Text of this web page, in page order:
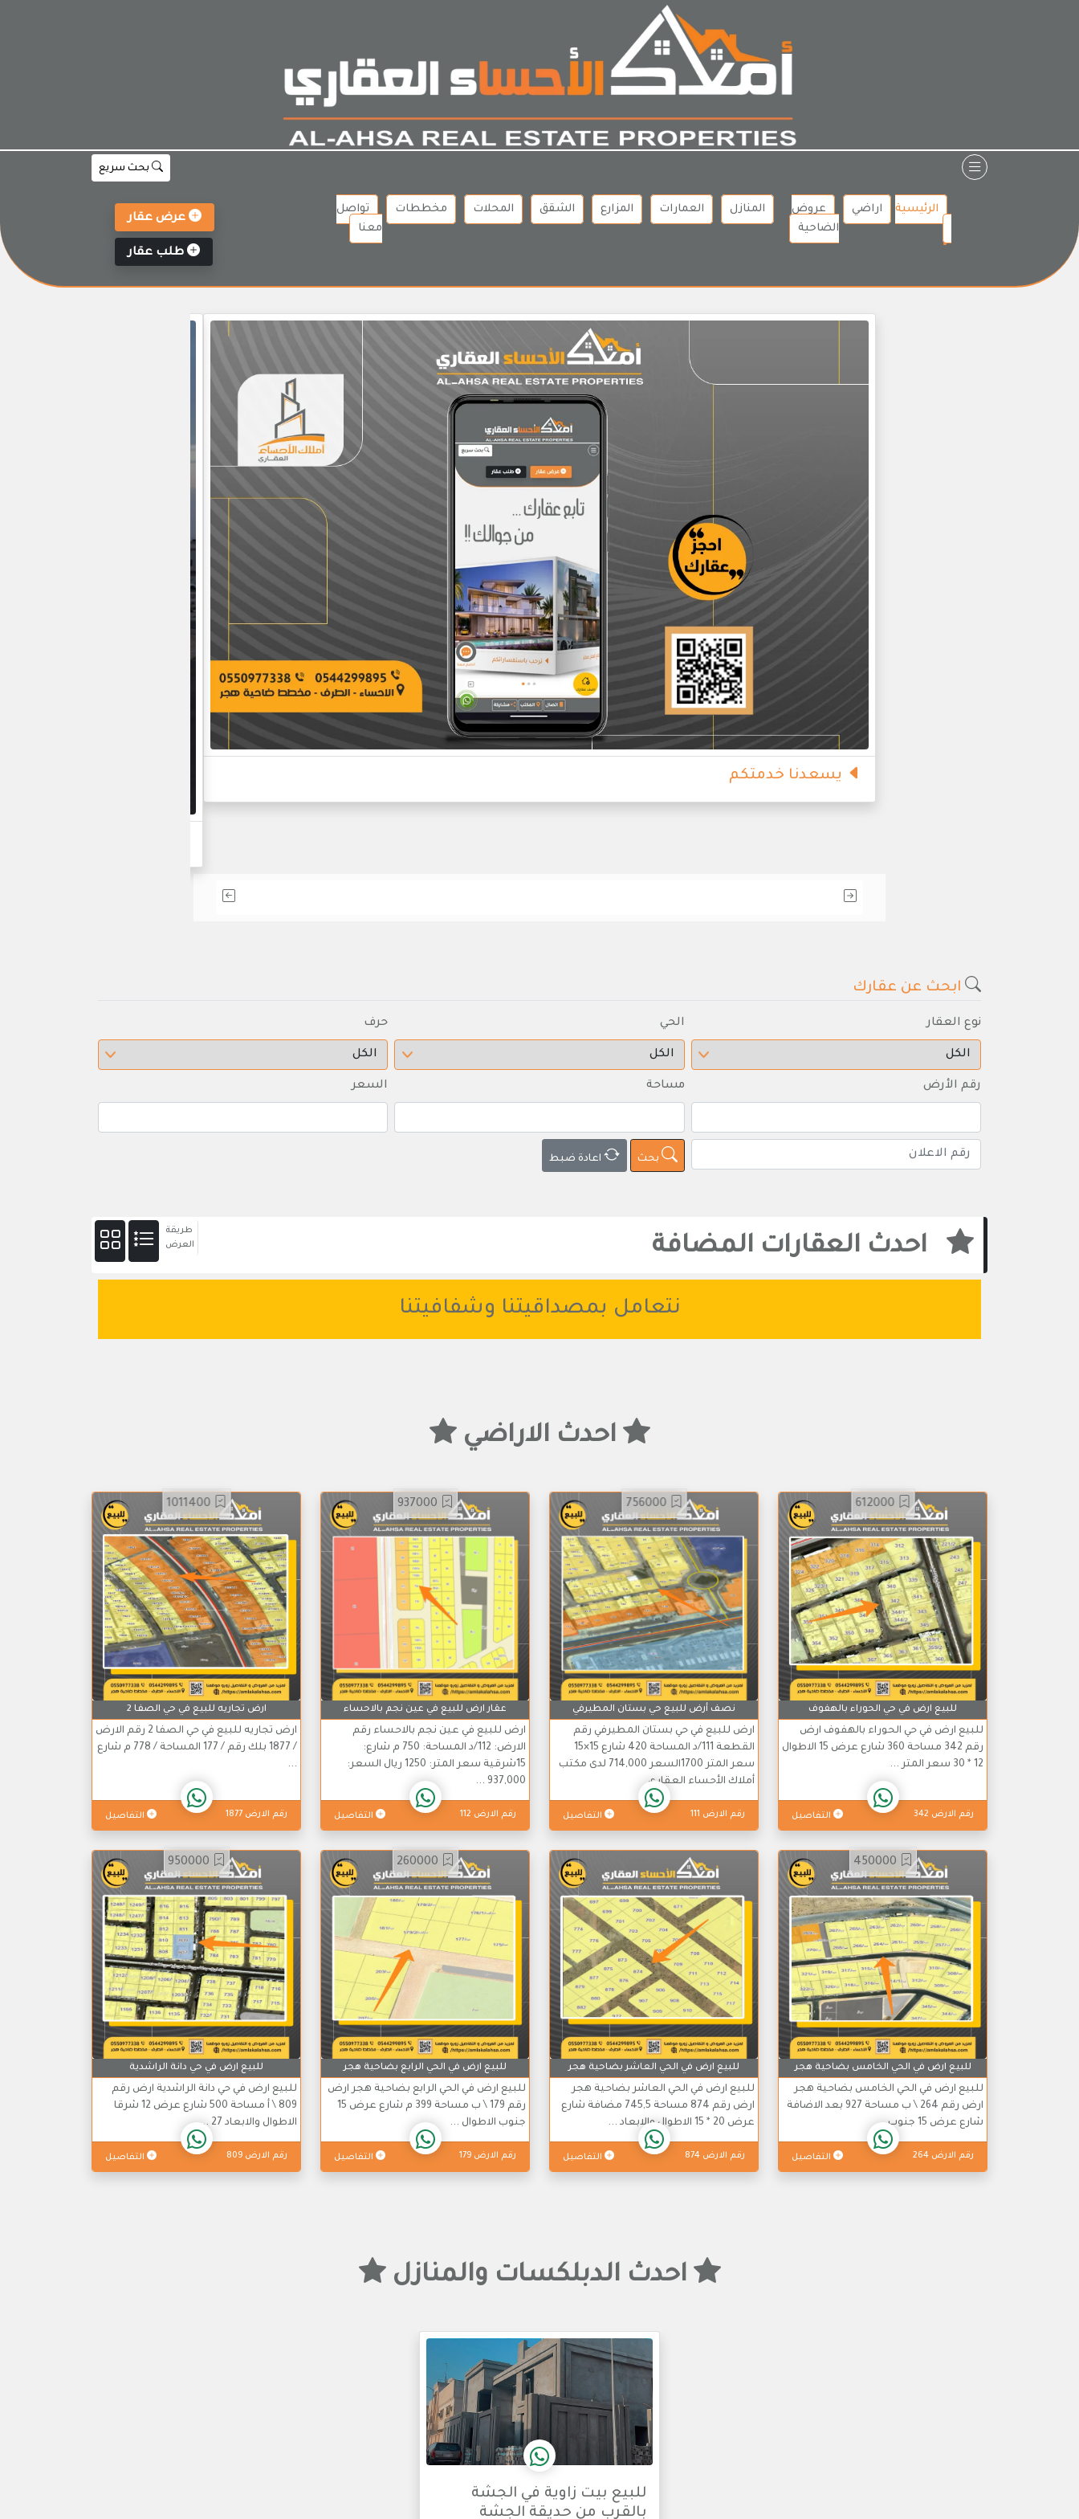
بحث سريع
الرئيسية اراضي
عروض
الضاحية
المنازل العمارات المزارع الشقق المحلات مخططات
تواصل
معنا
عرض عقار
طلب عقار
يسعدنا خدمتكم
ابحث عن عقارك
نوع العقار الحي حرف
رقم الأرض مساحة السعر
اعادة ضبط
احدث العقارات المضافة
طريقة
العرض
نتعامل بمصداقيتنا وشفافيتنا
احدث الاراضي
للبيع ارض في حي الحوراء بالهفوف
للبيع ارض في حي الحوراء بالهفوف ارض
رقم 342 مساحة 360 شارع عرض 15 الاطوال
12 * 30 سعر المتر ...
رقم الارض 342 التفاصيل
نصف أرض للبيع حي بستان المطيرفي
ارض للبيع في حي بستان المطيرفي رقم
القطعة 111/د المساحة 420 شارع 15×15
سعر المتر 1700السعر 714,000 لدى مكتب
أملاك الأحساء العقاري
رقم الارض 111 التفاصيل
عقار ارض للبيع في عين نجم بالاحساء
ارض للبيع في عين نجم بالاحساء رقم
الارض: 112/د المساحة: 750 م شارع:
15شرقية سعر المتر: 1250 ريال السعر:
937,000 ...
رقم الارض 112 التفاصيل
ارض تجاريه للبيع في حي الصفا 2
ارض تجاريه للبيع في حي الصفا 2 رقم الارض
/ 1877 بلك رقم / 177 المساحة / 778 م شارع
...
رقم الارض 1877 التفاصيل
للبيع ارض في الحي الخامس بضاحية هجر
للبيع ارض في الحي الخامس بضاحية هجر
ارض رقم 264 \ ب مساحة 927 بعد الاضافة
شارع عرض 15 جنوب ...
رقم الارض 264 التفاصيل
للبيع ارض في الحي العاشر بضاحية هجر
للبيع ارض في الحي العاشر بضاحية هجر
ارض رقم 874 مساحة 745,5 مضافة شارع
عرض 20 * 15 الاطوال والابعاد ...
رقم الارض 874 التفاصيل
للبيع ارض في الحي الرابع بضاحية هجر
للبيع ارض في الحي الرابع بضاحية هجر ارض
رقم 179 \ ب مساحة 399 م شارع عرض 15
جنوب الاطوال ...
رقم الارض 179 التفاصيل
للبيع ارض في حي دانة الراشدية
للبيع ارض في حي دانة الراشدية ارض رقم
809 \ أ مساحة 500 شارع عرض 12 شرقا
الاطوال والابعاد 27 ...
رقم الارض 809 التفاصيل
احدث الدبلكسات والمنازل
للبيع بيت زاوية في الجشة
بالقرب من حديقة الجشة